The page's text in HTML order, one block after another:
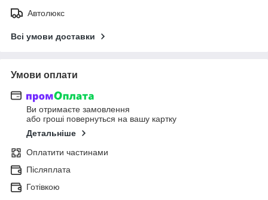
Автолюкс
Всі умови доставки
Умови оплати
Ви отримаєте замовлення
або гроші повернуться на вашу картку
Детальніше
Оплатити частинами
Післяплата
Готівкою